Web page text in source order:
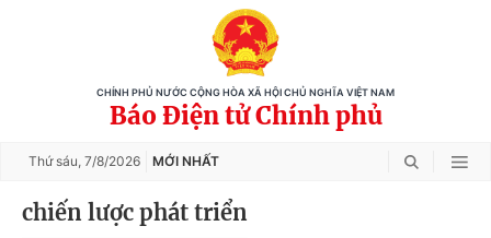
CHÍNH PHỦ NƯỚC CỘNG HÒA XÃ HỘI CHỦ NGHĨA VIỆT NAM
Báo Điện tử Chính phủ
Thứ sáu, 7/8/2026 MỚI NHẤT
chiến lược phát triển